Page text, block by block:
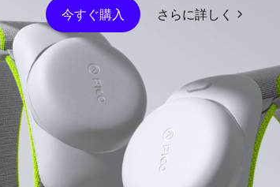
今すぐ購入 さらに詳しく